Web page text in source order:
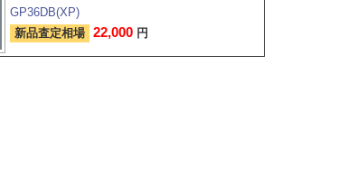
GP36DB(XP)
新品査定相場 22,000 円